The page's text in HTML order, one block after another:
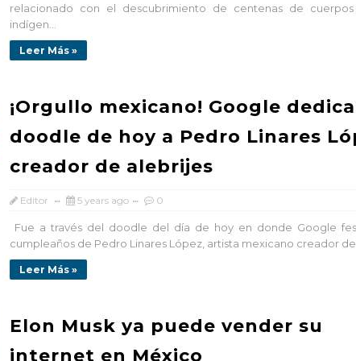
relacionado con el descubrimiento de centenas de
indígen...
Leer Más »
¡Orgullo mexicano! Google dedica
doodle de hoy a Pedro Linares
creador de alebrijes
Editor 5 years ago 0
Fue a través del doodle del día de hoy en donde Google
cumpleaños de Pedro Linares López, artista mexicano creador de
Leer Más »
Elon Musk ya puede vender su
internet en México